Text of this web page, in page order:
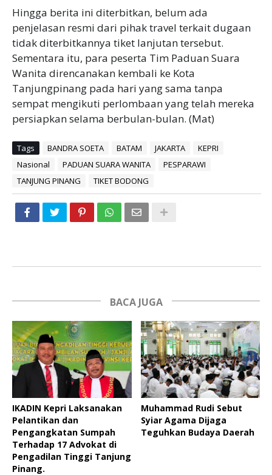
‎Hingga berita ini diterbitkan, belum ada
penjelasan resmi dari pihak travel terkait dugaan
tidak diterbitkannya tiket lanjutan tersebut.
Sementara itu, para peserta Tim Paduan Suara
Wanita direncanakan kembali ke Kota
Tanjungpinang pada hari yang sama tanpa
sempat mengikuti perlombaan yang telah mereka
persiapkan selama berbulan-bulan. (Mat)
Tags BANDRA SOETA BATAM JAKARTA
KEPRI
Nasional
PADUAN SUARA WANITA
PESPARAWI
TANJUNG PINANG
TIKET BODONG
BACA JUGA
IKADIN Kepri Laksanakan
Pelantikan dan
Pengangkatan Sumpah
Terhadap 17 Advokat di
Pengadilan Tinggi Tanjung
Pinang.
Muhammad Rudi Sebut
Syiar Agama Dijaga
Teguhkan Budaya Daerah